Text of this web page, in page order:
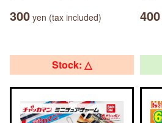
300 yen (tax included) 400
Stock: △